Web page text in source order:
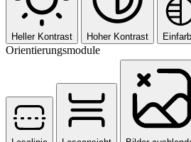
Heller Kontrast Hoher Kontrast
Orientierungsmodule